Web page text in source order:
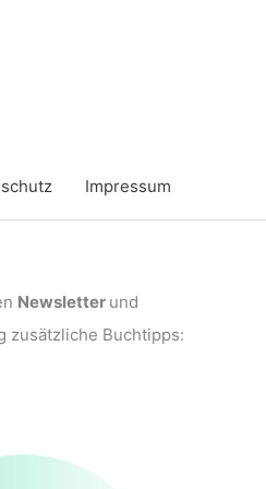
Impressum
Newsletter und
zusätzliche Buchtipps: